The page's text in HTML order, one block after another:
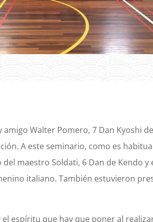
Walter Pomero, 7 Dan Kyoshi de
A este seminario, como es
maestro Soldati, 6 Dan de Kendo y
italiano. También estuvieron
espíritu que hay que poner al